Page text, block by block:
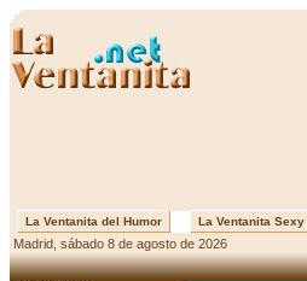
La Ventanita del Humor La Ventanita Sexy
Madrid, sábado 8 de agosto de 2026